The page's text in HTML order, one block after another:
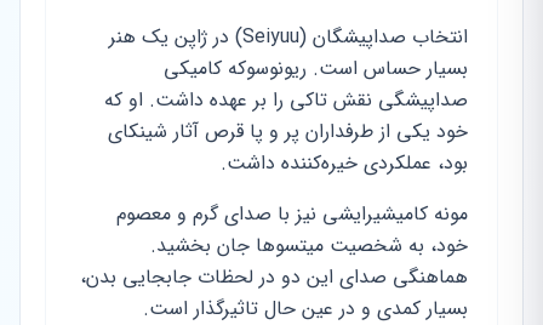
انتخاب صداپیشگان (Seiyuu) در ژاپن یک هنر
بسیار حساس است. ریونوسوکه کامیکی
صداپیشگی نقش تاکی را بر عهده داشت. او که
خود یکی از طرفداران پر و پا قرص آثار شینکای
بود، عملکردی خیره‌کننده داشت.
مونه کامیشیرایشی نیز با صدای گرم و معصوم
خود، به شخصیت میتسوها جان بخشید.
هماهنگی صدای این دو در لحظات جابجایی بدن،
بسیار کمدی و در عین حال تاثیرگذار است.